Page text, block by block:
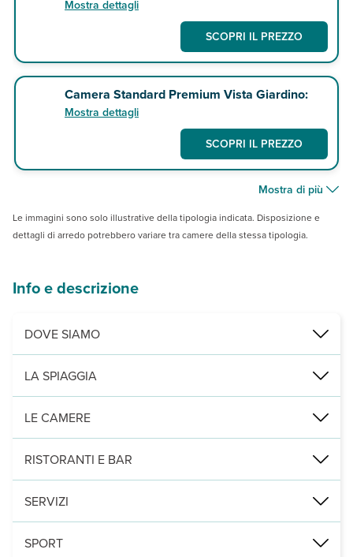
Mostra dettagli
SCOPRI IL PREZZO
Camera Standard Premium Vista Giardino:
Mostra dettagli
SCOPRI IL PREZZO
Mostra di più
Le immagini sono solo illustrative della tipologia indicata. Disposizione e
dettagli di arredo potrebbero variare tra camere della stessa tipologia.
Info e descrizione
DOVE SIAMO
Marina Abu Tig di El Gouna, in pieno centro, a 4 km da
LA SPIAGGIA
di sabbia e corallo, la spiaggia di Zeytouna è a 4 km
LE CAMERE
162 camere (24m²) con servizi privati, asciugacapelli, aria
RISTORANTI E BAR
un ristorante principale a buffet, Oceana e 3 bar di cui un pool
SERVIZI
1 piscina esterna (riscaldata in inverno) con lettini, ombrelloni e
SPORT